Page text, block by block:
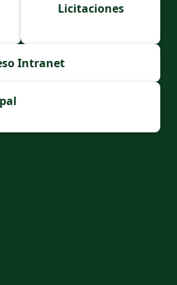
Licitaciones
Intranet